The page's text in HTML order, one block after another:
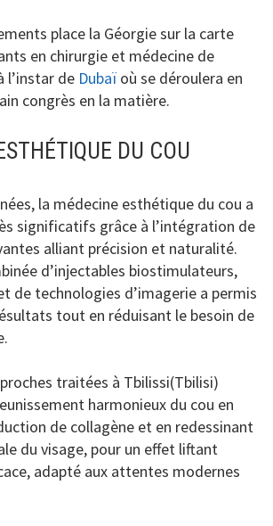
place la Géorgie sur la carte
en chirurgie et médecine de
l’instar de Dubaïoù se déroulera en
congrès en la matière.
DU COU
la médecine esthétique du cou a
significatifs grâce à l’intégration de
alliant précision et naturalité.
d’injectables biostimulateurs,
de technologies d’imagerie a permis
tout en réduisant le besoin de
traitées à Tbilissi(Tbilisi)
harmonieux du cou en
de collagène et en redessinant
du visage, pour un effet liftant
adapté aux attentes modernes